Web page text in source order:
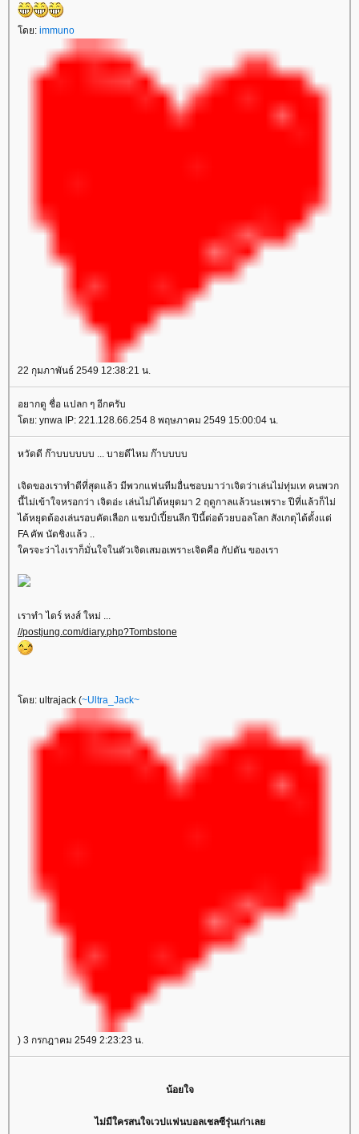
โดย: immuno
22 กุมภาพันธ์ 2549 12:38:21 น.
อยากดู ชื่อ แปลก ๆ อีกครับ
โดย: ynwa IP: 221.128.66.254 8 พฤษภาคม 2549 15:00:04 น.
หวัดดี ก๊าบบบบบบ ... บายดีไหม ก๊าบบบบ
เจิดของเราทำดีที่สุดแล้ว มีพวกแฟนทีมอื่นชอบมาว่าเจิดว่าเล่นไม่ทุ่มเท คนพวก
นี้ไม่เข้าใจหรอกว่า เจิดอ่ะ เล่นไม่ได้หยุดมา 2 ฤดูกาลแล้วนะเพราะ ปีที่แล้วก็ไม่
ได้หยุดต้องเล่นรอบคัดเลือก แชมป์เปี้ยนลีก ปีนี้ต่อด้วยบอลโลก สังเกตุได้ตั้งแต่
FA คัพ นัดชิงแล้ว ..
ใครจะว่าไงเราก็มั่นใจในตัวเจิดเสมอเพราะเจิดคือ กัปตัน ของเรา
เราทำ ไดร์ หงส์ ใหม่ ...
//postjung.com/diary.php?Tombstone
โดย: ultrajack (~Ultra_Jack~
) 3 กรกฎาคม 2549 2:23:23 น.
น้อยใจ
ไม่มีใครสนใจเวปแฟนบอลเชลซีรุ่นเก่าเลย